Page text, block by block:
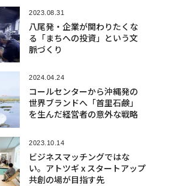
2023.08.31
八尾発・企業が関わりたくな
る「まちへの投資」という文
脈づくり
2024.04.24
コールセンターから沖縄発の
世界ブランドへ「首里石鹸」
を生んだ経営者の意外な戦略
2023.10.14
ビジネスマッチングではな
い。アトツギ x スタートアップ
共創の場が目指す先